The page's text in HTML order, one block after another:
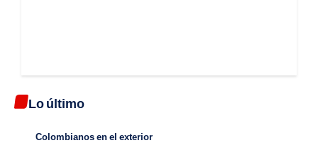
Lo último
Colombianos en el exterior